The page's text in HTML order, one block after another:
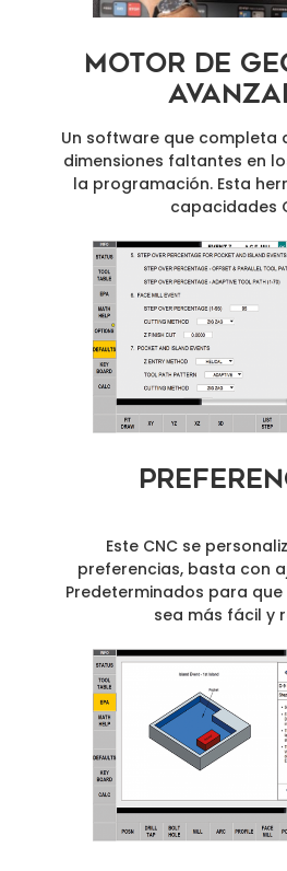
Motor de
Un software que completa
dimensiones faltantes en
la programación. Esta
capacidades
Este CNC se
preferencias, basta con
Predeterminados para
sea más fácil y